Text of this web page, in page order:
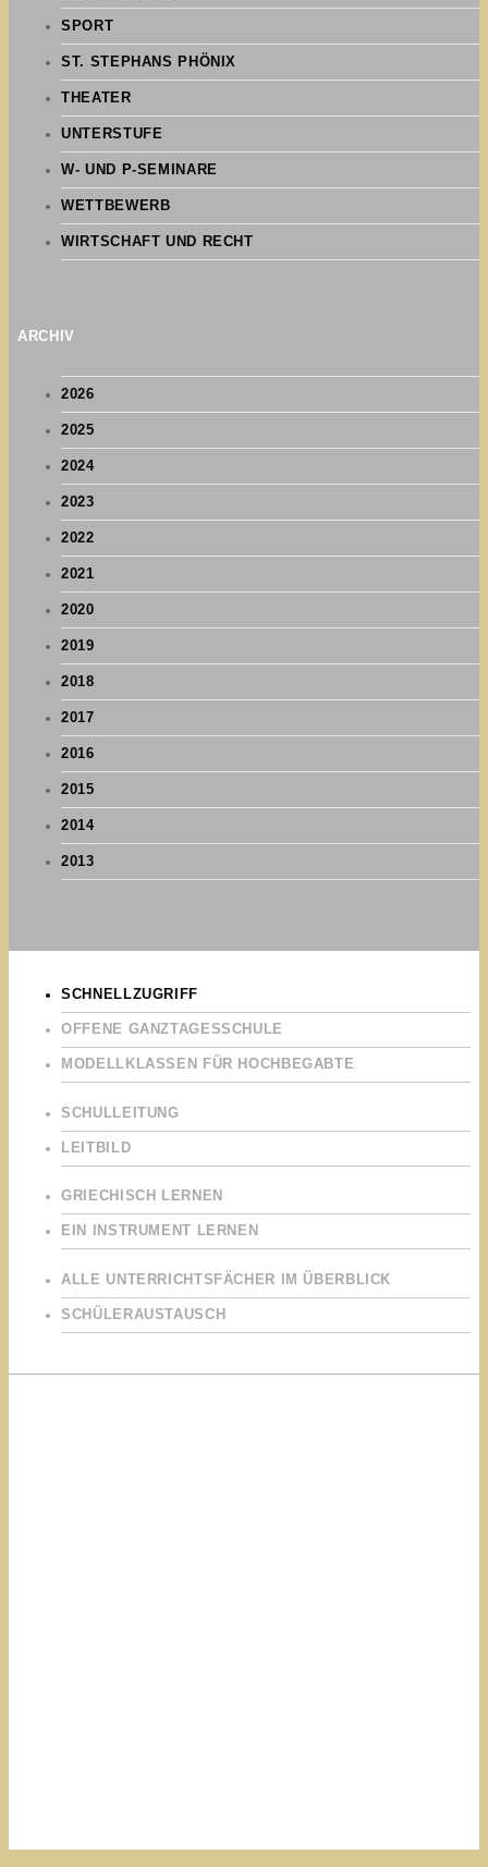
SPORT
ST. STEPHANS PHÖNIX
THEATER
UNTERSTUFE
W- UND P-SEMINARE
WETTBEWERB
WIRTSCHAFT UND RECHT
ARCHIV
2026
2025
2024
2023
2022
2021
2020
2019
2018
2017
2016
2015
2014
2013
SCHNELLZUGRIFF
OFFENE GANZTAGESSCHULE
MODELLKLASSEN FÜR HOCHBEGABTE
SCHULLEITUNG
LEITBILD
GRIECHISCH LERNEN
EIN INSTRUMENT LERNEN
ALLE UNTERRICHTSFÄCHER IM ÜBERBLICK
SCHÜLERAUSTAUSCH